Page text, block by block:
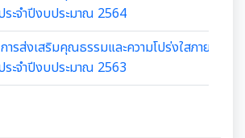
นักงานส่วนท้องถิ่น
วกับการแต่งเครื่องแบบข้าราชการ
มครองข้อมูลส่วนบุคคล
มาณรายจ่ายประจำปี
จ่ายงบประมาณประจำปี
างหรือการจัดหาพัสดุ
ซื้อจัดจ้างหรือแผนการจัดหาพัสดุ
3 ปี
ระจำปีงบประมาณ 2564
ารส่งเสริมคุณธรรมและความโปร่งใสภายในหน่
ระจำปีงบประมาณ 2563